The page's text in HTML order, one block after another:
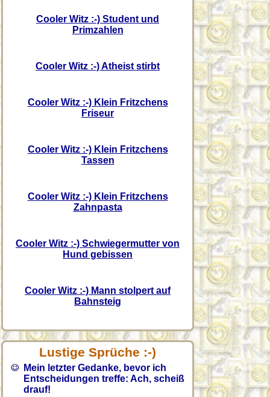
Cooler Witz :-) Student und
Primzahlen
Cooler Witz :-) Atheist stirbt
Cooler Witz :-) Klein Fritzchens
Friseur
Cooler Witz :-) Klein Fritzchens
Tassen
Cooler Witz :-) Klein Fritzchens
Zahnpasta
Cooler Witz :-) Schwiegermutter von
Hund gebissen
Cooler Witz :-) Mann stolpert auf
Bahnsteig
Lustige Sprüche :-)
Mein letzter Gedanke, bevor ich
Entscheidungen treffe: Ach, scheiß
drauf!